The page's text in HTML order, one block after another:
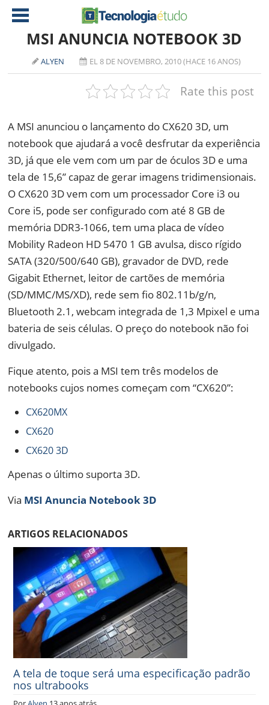
NOTÍCIAS
NVIDIA
SOFTWARE
NOTEBOOKS
NOKIA
JOGOS
DOWNLOADS
ANÁLISE
MSI ANUNCIA NOTEBOOK 3D
ALYEN EL 8 DE NOVEMBRO, 2010 (HACE 16 ANOS)
Rate this post
A MSI anunciou o lançamento do CX620 3D, um
notebook que ajudará a você desfrutar da experiência
3D, já que ele vem com um par de óculos 3D e uma
tela de 15,6” capaz de gerar imagens tridimensionais.
O CX620 3D vem com um processador Core i3 ou
Core i5, pode ser configurado com até 8 GB de
memória DDR3-1066, tem uma placa de vídeo
Mobility Radeon HD 5470 1 GB avulsa, disco rígido
SATA (320/500/640 GB), gravador de DVD, rede
Gigabit Ethernet, leitor de cartões de memória
(SD/MMC/MS/XD), rede sem fio 802.11b/g/n,
Bluetooth 2.1, webcam integrada de 1,3 Mpixel e uma
bateria de seis células. O preço do notebook não foi
divulgado.
Fique atento, pois a MSI tem três modelos de
notebooks cujos nomes começam com “CX620”:
CX620MX
CX620
CX620 3D
Apenas o último suporta 3D.
Via MSI Anuncia Notebook 3D
ARTIGOS RELACIONADOS
A tela de toque será uma especificação padrão
nos ultrabooks